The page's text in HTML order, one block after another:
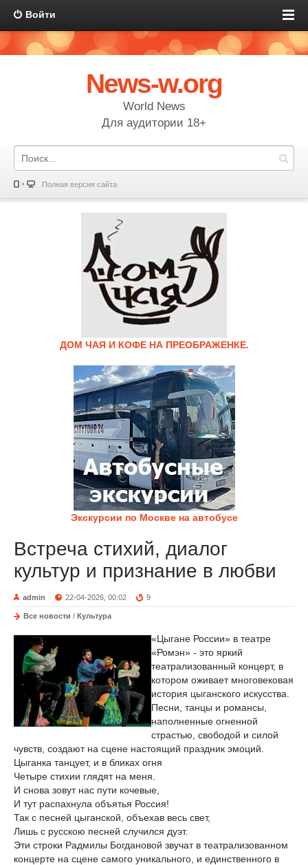
Войти
News-w.org
World News
Для аудитории 18+
Полная версия сайта
ДОМ ЧАЯ И КОФЕ НА ПРЕОБРАЖЕНКЕ.
Экскурсии по Москве на автобусе
Встреча стихий, диалог
культур и признание в любви
admin 22-04-2026, 00:02 9
Все новости / Культура
«Цыгане России» в театре
«Ромэн» - это яркий
театрализованный концерт, в
котором оживает многовековая
история цыганского искусства.
Песни, танцы и романсы,
наполненные огненной
страстью, свободой и силой
чувств, создают на сцене настоящий праздник эмоций.
Цыганка танцует, и в бликах огня
Четыре стихии глядят на меня.
И снова зовут нас пути кочевые,
И тут распахнула объятья Россия!
Так с песней цыганской, объехав весь свет,
Лишь с русскою песней случился дуэт.
Эти строки Радмилы Богдановой звучат в театрализованном
концерте на сцене самого уникального, и единственного в